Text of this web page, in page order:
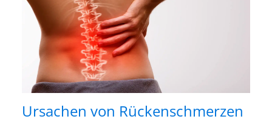
Ursachen von Rückenschmerzen